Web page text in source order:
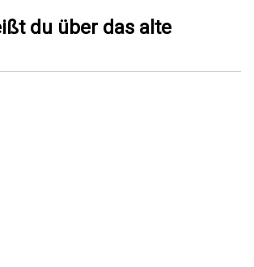
du über das alte